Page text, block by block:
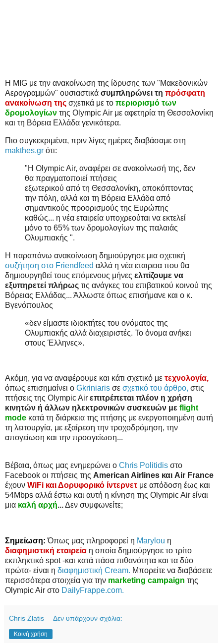
Η MIG με την ανακοίνωση της ίδρυσης των "Μακεδονικών
Αερογραμμών" ουσιαστικά συμπληρώνει τη πρόσφατη
ανακοίνωση της σχετικά με το περιορισμό των
δρομολογίων της Olympic Air με αφετηρία τη Θεσσαλονίκη
και τη Βόρεια Ελλάδα γενικότερα.
Πιο συγκεκριμένα, πριν λίγες ημέρες διαβάσαμε στη
makthes.gr ότι:
"Η Olympic Air, αναφέρει σε ανακοίνωσή της, δεν
θα πραγματοποιεί πτήσεις
εξωτερικού από τη Θεσσαλονίκη, αποκόπτοντας
την πόλη, αλλά και τη Βόρεια Ελλάδα από
σημαντικούς προορισμούς της Ευρώπης
καθώς... η νέα εταιρεία υποχρεούται να εκτελεί
μόνο το 65% των δρομολογίων της παλαιάς
Ολυμπιακής ".
Η παραπάνω ανακοίνωση δημιούργησε μια σχετική
συζήτηση στο Friendfeed αλλά η νέα εταιρεια που θα
δημιουργηθεί τους επόμενους μήνες ελπίζουμε να
εξυπηρετεί πλήρως τις ανάγκες του επιβατικού κοινού της
Βόρειας Ελλάδας... Άλλωστε όπως επισήμανε και ο κ.
Βγενόπουλος
«δεν είμαστε ιδιοκτήτες του ονόματος της
Ολυμπιακής αλλά διαχειριστές. Το όνομα ανήκει
στους Έλληνες».
Ακόμη, για να αναφέρουμε και κάτι σχετικό με τεχνολογία,
όπως επισημαίνει ο Gkriniaris σε σχετικό του άρθρο, στις
πτήσεις της Olympic Air επιτρέπεται πλέον η χρήση
κινητών ή άλλων ηλεκτρονικών συσκευών με flight
mode κατά τη διάρκεια της πτήσης με ενεργοποιημένη αυτή
τη λειτουργία, με εξαίρεση την τροχοδρόμηση, την
απογείωση και την προσγείωση...
Βέβαια, όπως μας ενημερώνει ο Chris Politidis στο
Facebook οι πτήσεις της American Airlines και Air France
έχουν WiFi και Δορυφορικό ίντερνετ με απόδοση έως και
54Mbps αλλά έστω και αυτή η κίνηση της Olympic Air είναι
μια καλή αρχή...Δεν συμφωνείτε;
Σημείωση: Όπως μας πληροφορεί η Marylou η
διαφημιστική εταιρεία η οποία δημιούργησε το τρίτο
εκπληκτικό spot -και κατά πάσα πιθανότητα και τα δύο
πρώτα- είναι η διαφημιστική Cream. Μπορείτε να διαβάσετε
περισσότερα στοιχεία για την marketing campaign της
Olympic Air στο DailyFrappe.com.
Chris Zlatis Δεν υπάρχουν σχόλια:
Κοινή χρήση